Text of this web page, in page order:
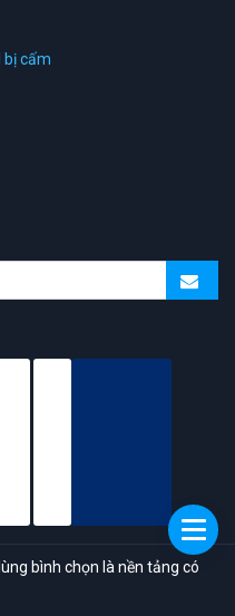
bị cấm
bình chọn là nền tảng có